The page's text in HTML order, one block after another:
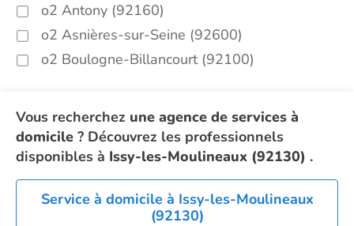
o2 Antony (92160)
o2 Asnières-sur-Seine (92600)
o2 Boulogne-Billancourt (92100)
Vous recherchez une agence de services à
domicile ? Découvrez les professionnels
disponibles à Issy-les-Moulineaux (92130) .
Service à domicile à Issy-les-Moulineaux
(92130)